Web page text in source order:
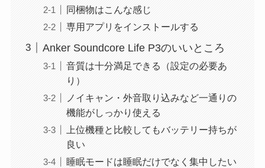
同梱物はこんな感じ
専用アプリをインストールする
Anker Soundcore Life P3のいいところ
音質は十分満足できる（設定の必要あ
り）
ノイキャン・外音取り込みなど一通りの
機能がしっかり使える
上位機種と比較してもバッテリー持ちが
良い
睡眠モードは睡眠だけでなく集中したい